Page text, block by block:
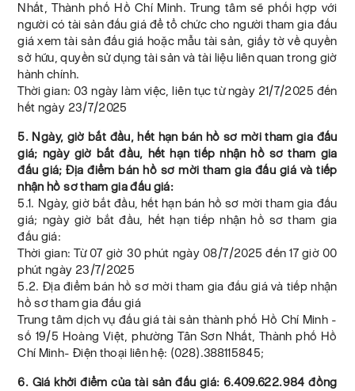
Nhất, Thành phố Hồ Chí Minh. Trung tâm sẽ phối hợp với
người có tài sản đấu giá để tổ chức cho người tham gia đấu
giá xem tài sản đấu giá hoặc mẫu tài sản, giấy tờ về quyền
sở hữu, quyền sử dụng tài sản và tài liệu liên quan trong giờ
hành chính.
Thời gian: 03 ngày làm việc, liên tục từ ngày 21/7/2025 đến
hết ngày 23/7/2025
5. Ngày, giờ bắt đầu, hết hạn bán hồ sơ mời tham gia đấu
giá; ngày giờ bắt đầu, hết hạn tiếp nhận hồ sơ tham gia
đấu giá; Địa điểm bán hồ sơ mời tham gia đấu giá và tiếp
nhận hồ sơ tham gia đấu giá:
5.1. Ngày, giờ bắt đầu, hết hạn bán hồ sơ mời tham gia đấu
giá; ngày giờ bắt đầu, hết hạn tiếp nhận hồ sơ tham gia
đấu giá:
Thời gian: Từ 07 giờ 30 phút ngày 08/7/2025 đến 17 giờ 00
phút ngày 23/7/2025
5.2. Địa điểm bán hồ sơ mời tham gia đấu giá và tiếp nhận
hồ sơ tham gia đấu giá
Trung tâm dịch vụ đấu giá tài sản thành phố Hồ Chí Minh -
số 19/5 Hoàng Việt, phường Tân Sơn Nhất, Thành phố Hồ
Chí Minh- Điện thoại liên hệ: (028).388115845;
6. Giá khởi điểm của tài sản đấu giá: 6.409.622.984 đồng